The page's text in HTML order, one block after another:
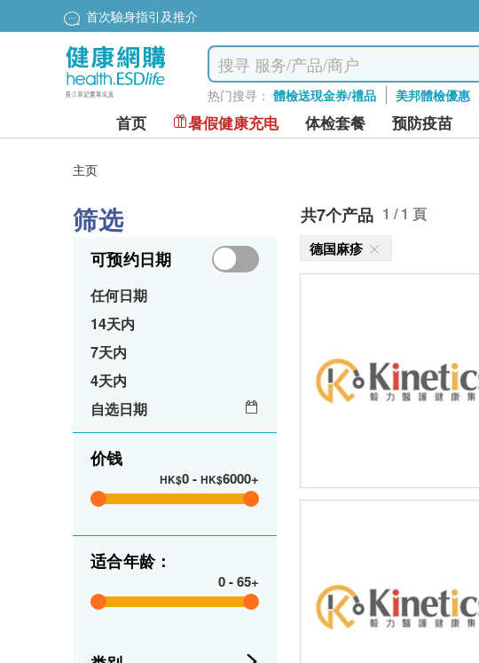
首次驗身指引及推介
热门搜寻： 體檢送現金券/禮品 美邦體檢優惠
首页 暑假健康充电 体检套餐 预防疫苗
主页
筛选
可预约日期
任何日期
14天内
7天内
4天内
自选日期
价钱
HK$0- HK$6000+
适合年龄：
0-65+
共7个产品 1 / 1 頁
德国麻疹